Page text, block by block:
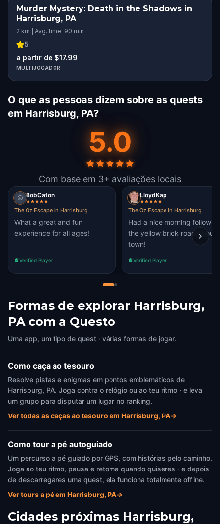
Murder Mystery: Death in the Shadows in
Harrisburg, PA
2 km | Avg. time: 90 min
5
a partir de $17.99
MULTIJOGADOR
O que as pessoas dizem sobre as quests
em Harrisburg, PA?
5.0
Com base em 3+ avaliações locais
BobCaton
The Oz Escape in Harrisburg
What a great and fun
experience for all ages!
Verified Player
LloydKap
The Oz Escape in Harrisburg
Had a nice morning
the yellow brick road about
town!
Verified Player
Formas de explorar Harrisburg,
PA com a Questo
Uma app, um tipo de quest · várias formas de jogar.
Como caça ao tesouro
Resolve pistas e enigmas em pontos emblemáticos de
Harrisburg, PA. Joga contra o relógio ou ao teu ritmo · e leva
um grupo para disputar um lugar no ranking.
Ver todas as caças ao tesouro em Harrisburg, PA→
Como tour a pé autoguiado
Um percurso a pé guiado por GPS, com histórias pelo caminho.
Joga ao teu ritmo, pausa e retoma quando quiseres · e depois
de descarregares uma quest, ela funciona totalmente offline.
Ver tours a pé em Harrisburg, PA→
Cidades próximas Harrisburg,